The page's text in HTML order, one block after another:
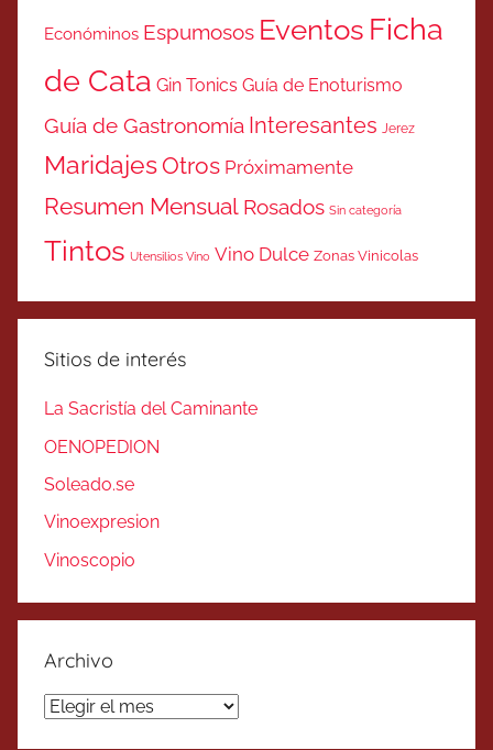
Económinos Espumosos Eventos Ficha
de Cata Gin Tonics Guía de Enoturismo
Guía de Gastronomía Interesantes Jerez
MaridajesOtros Próximamente
Resumen Mensual Rosados Sin categoría
Tintos Utensilios Vino Vino Dulce Zonas Vinicolas
Sitios de interés
La Sacristía del Caminante
OENOPEDION
Soleado.se
Vinoexpresion
Vinoscopio
Archivo
Archivo